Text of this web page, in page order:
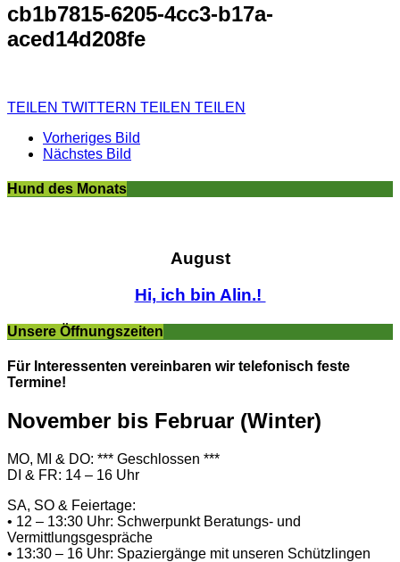
cb1b7815-6205-4cc3-b17a-
aced14d208fe
TEILEN TWITTERN TEILEN TEILEN
Vorheriges Bild
Nächstes Bild
Hund des Monats
August
Hi, ich bin Alin.!
Unsere Öffnungszeiten
Für Interessenten vereinbaren wir telefonisch feste
Termine!
November bis Februar (Winter)
MO, MI & DO: *** Geschlossen ***
DI & FR: 14 – 16 Uhr
SA, SO & Feiertage:
• 12 – 13:30 Uhr: Schwerpunkt Beratungs- und
Vermittlungsgespräche
• 13:30 – 16 Uhr: Spaziergänge mit unseren Schützlingen